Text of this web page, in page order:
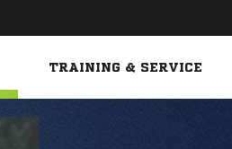
TRAINING & SERVICE